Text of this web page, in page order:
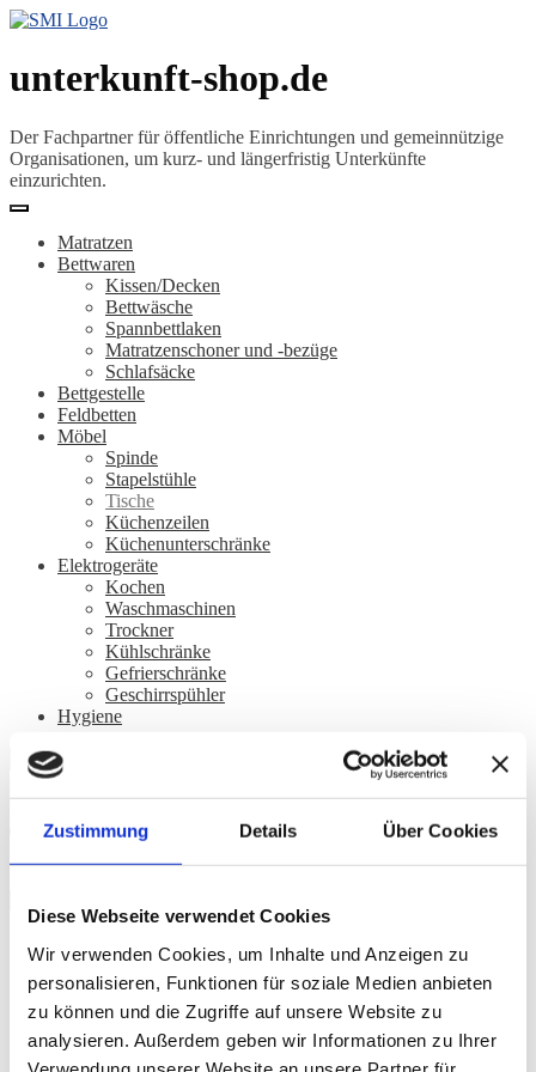
Zustimmung Details Über Cookies
Diese Webseite verwendet Cookies
Wir verwenden Cookies, um Inhalte und Anzeigen zu
personalisieren, Funktionen für soziale Medien anbieten
zu können und die Zugriffe auf unsere Website zu
analysieren. Außerdem geben wir Informationen zu Ihrer
unterkunft-shop.de
Der Fachpartner für öffentliche Einrichtungen und gemeinnützige
Organisationen, um kurz- und längerfristig Unterkünfte
einzurichten.
Matratzen
Bettwaren
Kissen/Decken
Bettwäsche
Spannbettlaken
Matratzenschoner und -bezüge
Schlafsäcke
Bettgestelle
Feldbetten
Möbel
Spinde
Stapelstühle
Tische
Küchenzeilen
Küchenunterschränke
Elektrogeräte
Kochen
Waschmaschinen
Trockner
Kühlschränke
Gefrierschränke
Geschirrspühler
Hygiene
Suchen
nach:
0,00 (0 Artikel)
Tische
Klapptisch Standard